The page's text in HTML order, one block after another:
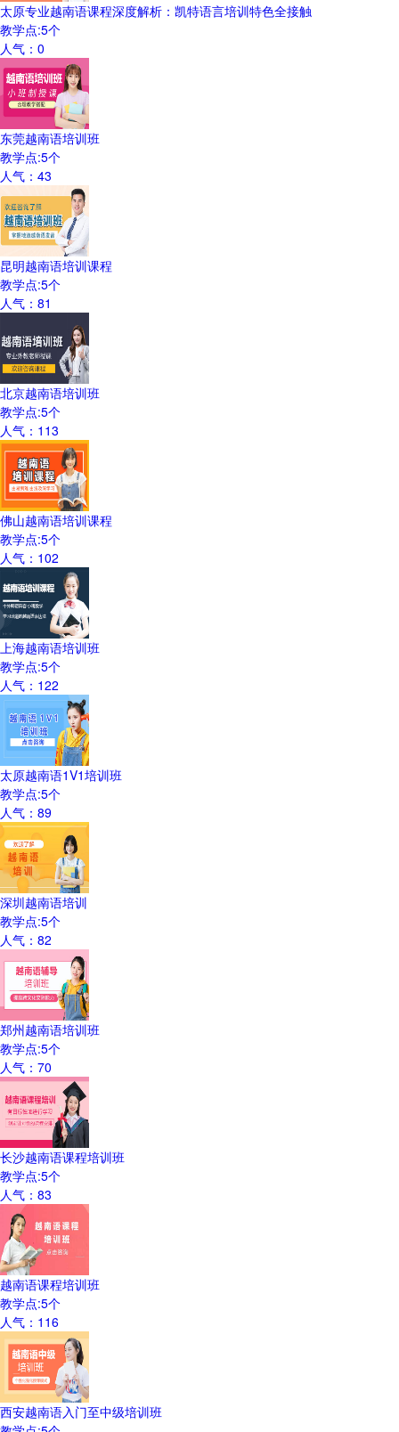
太原专业越南语课程深度解析：凯特语言培训特色全接触
教学点:5个
人气： 0
东莞越南语培训班
教学点:5个
人气： 43
昆明越南语培训课程
教学点:5个
人气： 81
北京越南语培训班
教学点:5个
人气： 113
佛山越南语培训课程
教学点:5个
人气： 102
上海越南语培训班
教学点:5个
人气： 122
太原越南语1V1培训班
教学点:5个
人气： 89
深圳越南语培训
教学点:5个
人气： 82
郑州越南语培训班
教学点:5个
人气： 70
长沙越南语课程培训班
教学点:5个
人气： 83
越南语课程培训班
教学点:5个
人气： 116
西安越南语入门至中级培训班